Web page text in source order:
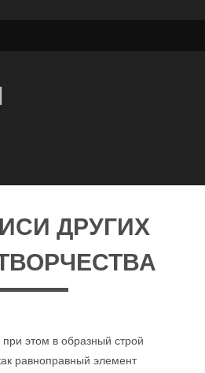
ДРУГИХ
этом в образный строй
равноправный элемент